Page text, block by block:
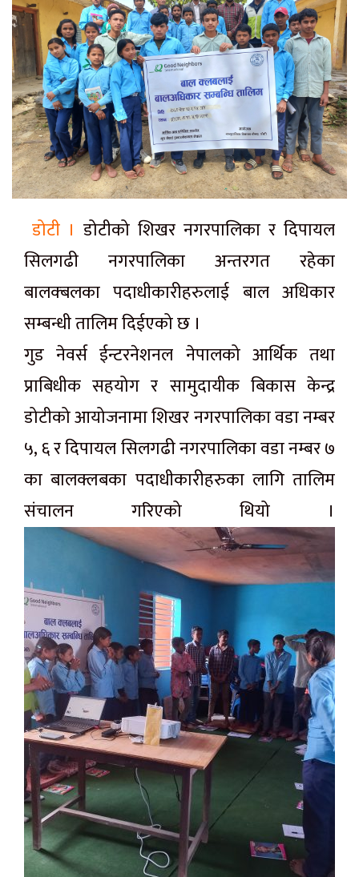
डोटी । डोटीको शिखर नगरपालिका र दिपायल
सिलगढी नगरपालिका अन्तरगत रहेका
बालक्बलका पदाधीकारीहरुलाई बाल अधिकार
सम्बन्धी तालिम दिईएको छ ।
गुड नेवर्स ईन्टरनेशनल नेपालको आर्थिक तथा
प्राबिधीक सहयोग र सामुदायीक बिकास केन्द्र
डोटीको आयोजनामा शिखर नगरपालिका वडा नम्बर
५, ६ र दिपायल सिलगढी नगरपालिका वडा नम्बर ७
का बालक्लबका पदाधीकारीहरुका लागि तालिम
संचालन गरिएको थियो ।